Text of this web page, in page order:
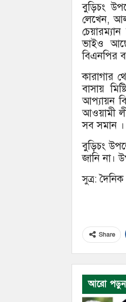
বুড়িচং
লেখেন,
ভাইও
বিএনপির
কারাগার
বাসায়
আপ্যায়ন
আওয়ামী
সব সমান ।
বুড়িচং
জানি না।
সুত্র:
Share
আরো পড়ুন